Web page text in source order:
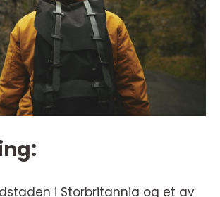
i Storbritannia og et av